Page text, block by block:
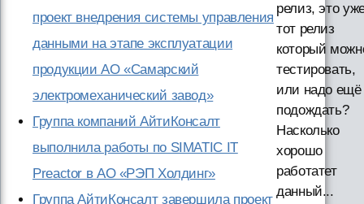
проект внедрения системы управления
данными на этапе эксплуатации
продукции АО «Самарский
электромеханический завод»
Группа компаний АйтиКонсалт
выполнила работы по SIMATIC IT
Preactor в АО «РЭП Холдинг»
Группа АйтиКонсалт завершила проект
релиз, это
тот релиз
который
тестировать,
или надо ещё
подождать?
Насколько
хорошо
работатет
данный...